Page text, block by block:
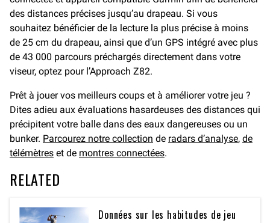
des distances précises jusqu’au drapeau. Si vous
souhaitez bénéficier de la lecture la plus précise à moins
de 25 cm du drapeau, ainsi que d’un GPS intégré avec plus
de 43 000 parcours préchargés directement dans votre
viseur, optez pour l’Approach Z82.
Prêt à jouer vos meilleurs coups et à améliorer votre jeu ?
Dites adieu aux évaluations hasardeuses des distances qui
précipitent votre balle dans des eaux dangereuses ou un
bunker. Parcourez notre collection de radars d’analyse, de
télémètres et de montres connectées.
RELATED
Données sur les habitudes de jeu